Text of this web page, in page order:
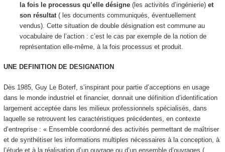
la fois le processus qu’elle désigne (les activités d’ingénierie) et
son résultat ( les documents communiqués, éventuellement
vendus). Cette situation de double désignation est commune au
vocabulaire de l’action : c’est le cas par exemple de la notion de
représentation elle-même, à la fois processus et produit.
UNE DEFINITION DE DESIGNATION
Dès 1985, Guy Le Boterf, s’inspirant pour partie d’acceptions en usage
dans le monde industriel et financier, donnait une définition d’identification
largement acceptée dans les milieux professionnels spécialisés, dans
laquelle se retrouvent les caractéristiques précédentes, en contexte
d’entreprise : « Ensemble coordonné des activités permettant de maîtriser
et de synthétiser les informations multiples nécessaires à la conception, à
l’étude et à la réalisation d’un ouvrage ou d’un ensemble d’ouvrages (